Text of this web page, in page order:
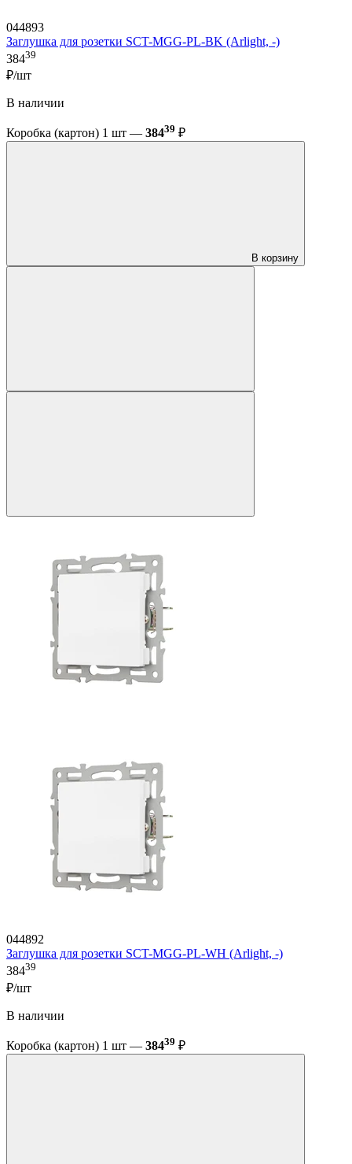
044893
Заглушка для розетки SCT-MGG-PL-BK (Arlight, -)
38439
₽/шт
В наличии
Коробка (картон) 1 шт — 38439 ₽
В корзину
044892
Заглушка для розетки SCT-MGG-PL-WH (Arlight, -)
38439
₽/шт
В наличии
Коробка (картон) 1 шт — 38439 ₽